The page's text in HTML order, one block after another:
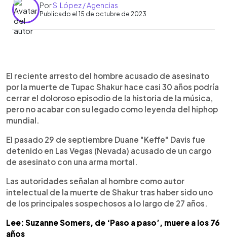
PorS. López / Agencias
Publicado el 15 de octubre de 2023
Escuchar artículo
El reciente arresto del hombre acusado de asesinato
por la muerte de Tupac Shakur hace casi 30 años podría
cerrar el doloroso episodio de la historia de la música,
pero no acabar con su legado como leyenda del hiphop
mundial.
El pasado 29 de septiembre Duane "Keffe" Davis fue
detenido en Las Vegas (Nevada) acusado de un cargo
de asesinato con una arma mortal.
Las autoridades señalan al hombre como autor
intelectual de la muerte de Shakur tras haber sido uno
de los principales sospechosos a lo largo de 27 años.
Lee: Suzanne Somers, de ‘Paso a paso’, muere a los 76
años